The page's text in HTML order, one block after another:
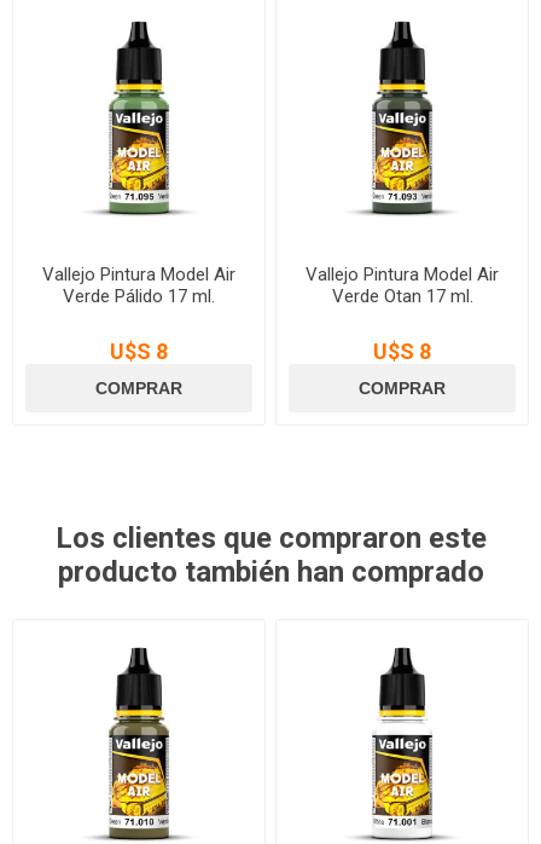
Vallejo Pintura Model Air
Verde Pálido 17 ml.
U$S 8
Vallejo Pintura Model Air
Verde Otan 17 ml.
U$S 8
Los clientes que compraron este
producto también han comprado